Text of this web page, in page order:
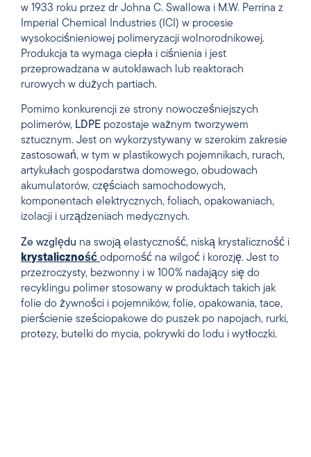
w 1933 roku przez dr Johna C. Swallowa i M.W. Perrina z
Imperial Chemical Industries (ICI) w procesie
wysokociśnieniowej polimeryzacji wolnorodnikowej.
Produkcja ta wymaga ciepła i ciśnienia i jest
przeprowadzana w autoklawach lub reaktorach
rurowych w dużych partiach.
Pomimo konkurencji ze strony nowocześniejszych
polimerów, LDPE pozostaje ważnym tworzywem
sztucznym. Jest on wykorzystywany w szerokim zakresie
zastosowań, w tym w plastikowych pojemnikach, rurach,
artykułach gospodarstwa domowego, obudowach
akumulatorów, częściach samochodowych,
komponentach elektrycznych, foliach, opakowaniach,
izolacji i urządzeniach medycznych.
Ze względu na swoją elastyczność, niską krystaliczność i
krystaliczność odporność na wilgoć i korozję. Jest to
przezroczysty, bezwonny i w 100% nadający się do
recyklingu polimer stosowany w produktach takich jak
folie do żywności i pojemników, folie, opakowania, tace,
pierścienie sześciopakowe do puszek po napojach, rurki,
protezy, butelki do mycia, pokrywki do lodu i wytłoczki.